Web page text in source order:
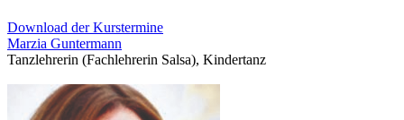
Download der Kurstermine
Marzia Guntermann
Tanzlehrerin (Fachlehrerin Salsa), Kindertanz